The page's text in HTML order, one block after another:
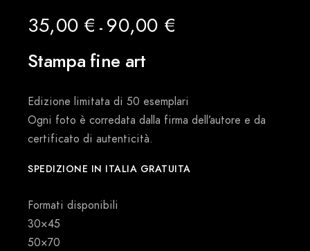
35,00 € - 90,00 €
a
90,00 €
Stampa fine art
Edizione limitata di 50 esemplari
Ogni foto è corredata dalla firma dell’autore e da
certificato di autenticità.
SPEDIZIONE IN ITALIA GRATUITA
Formati disponibili
30×45
50×70